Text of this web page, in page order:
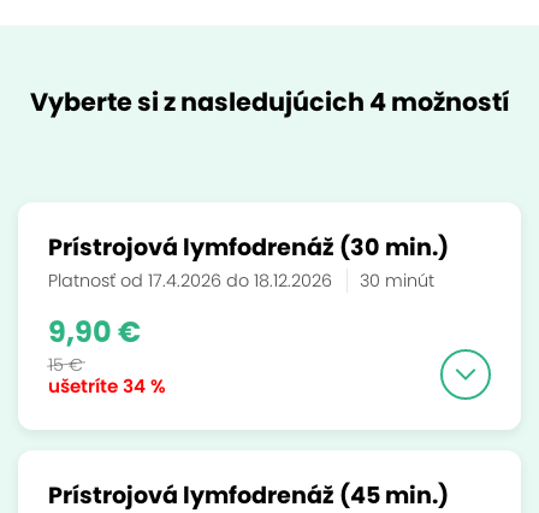
Vyberte si z nasledujúcich 4 možností
Prístrojová lymfodrenáž (30 min.)
Platnosť od 17.4.2026 do 18.12.2026 30 minút
ušetríte34 %
9,90 €
15 €
Prístrojová lymfodrenáž (45 min.)